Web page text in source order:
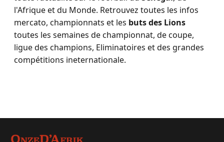
l'Afrique et du Monde. Retrouvez toutes les infos
mercato, championnats et les buts des Lions
toutes les semaines de championnat, de coupe,
ligue des champions, Eliminatoires et des grandes
compétitions ineternationale.